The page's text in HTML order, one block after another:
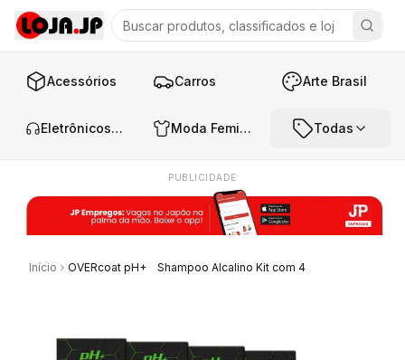
Acessórios Carros Arte Brasil
Eletrônicos e Áudio Moda Feminina Todas
PUBLICIDADE
Início OVERcoat pH+ Shampoo Alcalino Kit com 4